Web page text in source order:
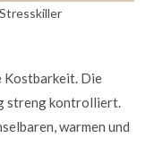
Kostbarkeit. Die
streng kontrolliert.
warmen und